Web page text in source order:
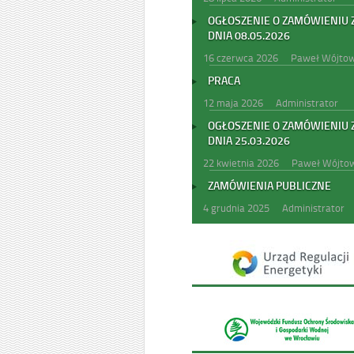
OGŁOSZENIE O ZAMÓWIENIU
DNIA 08.05.2026
16 czerwca 2026 Paweł
PRACA
12 maja 2026 Administrator
OGŁOSZENIE O ZAMÓWIENIU
DNIA 25.03.2026
22 kwietnia 2026 Paweł
ZAMÓWIENIA PUBLICZNE
4 grudnia 2025 Administrator